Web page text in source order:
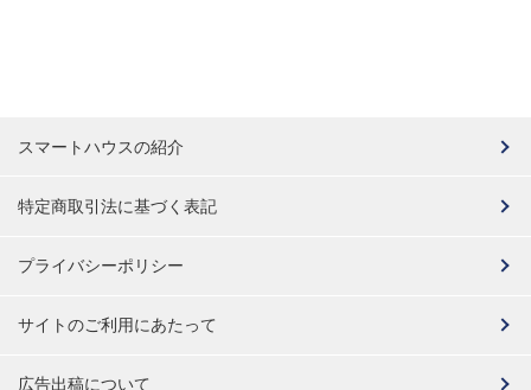
スマートハウスの紹介
特定商取引法に基づく表記
プライバシーポリシー
サイトのご利用にあたって
広告出稿について